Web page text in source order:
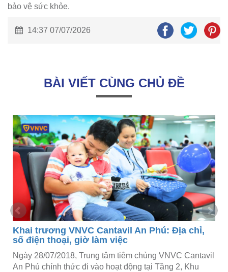
bảo vệ sức khỏe.
14:37 07/07/2026
BÀI VIẾT CÙNG CHỦ ĐỀ
Khai trương VNVC Cantavil An Phú: Địa chỉ,
số điện thoại, giờ làm việc
Ngày 28/07/2018, Trung tâm tiêm chủng VNVC Cantavil
An Phú chính thức đi vào hoạt động tại Tầng 2, Khu